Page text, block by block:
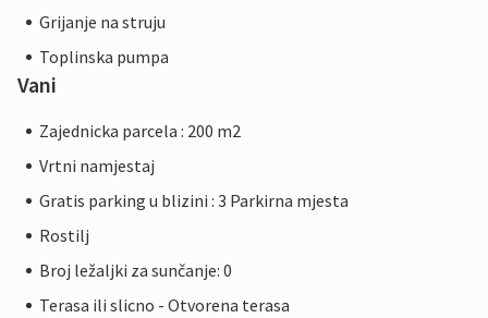
Grijanje na struju
Toplinska pumpa
Vani
Zajednicka parcela : 200 m2
Vrtni namjestaj
Gratis parking u blizini : 3 Parkirna mjesta
Rostilj
Broj ležaljki za sunčanje: 0
Terasa ili slicno - Otvorena terasa